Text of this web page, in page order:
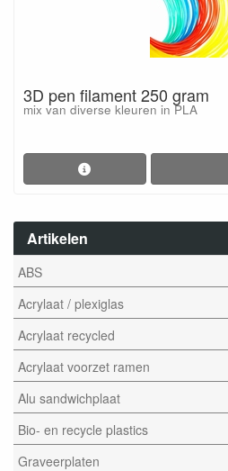
Artikelen
ABS
Acrylaat / plexiglas
Acrylaat recycled
Acrylaat voorzet ramen
Alu sandwichplaat
Bio- en recycle plastics
Graveerplaten
3D pen filament 250 gram
mix van diverse kleuren in PLA